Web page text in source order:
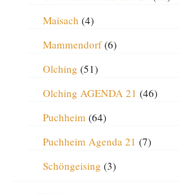
Maisach (4)
Mammendorf(6)
Olching (51)
Olching AGENDA 21 (46)
Puchheim(64)
Puchheim Agenda 21 (7)
Schöngeising (3)